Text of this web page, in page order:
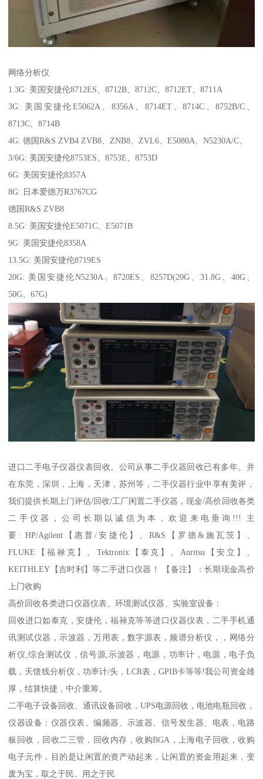
网络分析仪
1.3G: 美国安捷伦8712ES、8712B、8712C、8712ET、8711A
3G: 美国安捷伦E5062A、8356A、8714ET、8714C、8752B/C、
8713C、8714B
4G: 德国R&S ZVB4 ZVB8、ZNB8、ZVL6、E5080A、N5230A/C、
3/6G: 美国安捷伦8753ES、8753E、8753D
6G: 美国安捷伦8357A
8G: 日本爱德万R3767CG
德国R&S ZVB8
8.5G: 美国安捷伦E5071C、E5071B
9G: 美国安捷伦8358A
13.5G: 美国安捷伦8719ES
20G: 美国安捷伦N5230A、8720ES、8257D(20G、31.8G、40G、
50G、67G)
进口二手电子仪器仪表回收。公司从事二手仪器回收已有多年。并
在东莞，深圳，上海，天津，苏州等，二手仪器行业中享有美评，
我们提供长期上门评估/回收/工厂闲置二手仪器，现金/高价回收各类
二手仪器，公司长期以诚信为本，欢迎来电垂询!!! 主
要: HP/Agilent【惠普/安捷伦】、R&S【罗德&施瓦茨】、
FLUKE【福禄克】、Tektronix【泰克】、Anritsu【安立】、
KEITHLEY【吉时利】等二手进口仪器！ 【备注】：长期现金高价
上门收购
高价回收各类进口仪器仪表、环境测试仪器、实验室设备：
回收进口如泰克，安捷伦，福禄克等等进口仪器仪表，二手手机通
讯测试仪器，示波器，万用表，数字源表，频谱分析仪，，网络分
析仪,综合测试仪，信号源,示波器，电源，功率计，电源，电子负
载，天馈线分析仪，功率计/头，LCR表，GPIB卡等等!我公司资金雄
厚，结算快捷，中介重筹。
二手电子设备回收、通讯设备回收，UPS电源回收，电池电瓶回收，
仪器设备：仪器仪表、编频器、示波器、信号发生器、电表，电路
板回收，回收二三管，回收内存，收购BGA，上海电子回收，收购
电子元件，目的是让闲置的资产动起来，让闲置的资金用起来，变
废为宝，取之于民、用之于民